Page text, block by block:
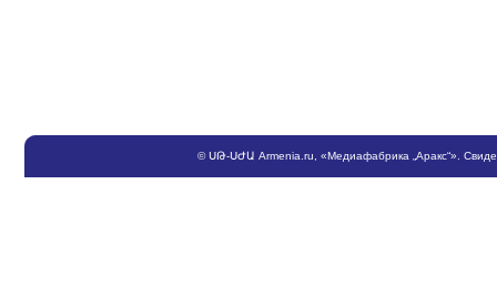
©ՍԹ-ՍԺԱ Armenia.ru , «Медиафабрика „Аракс“».